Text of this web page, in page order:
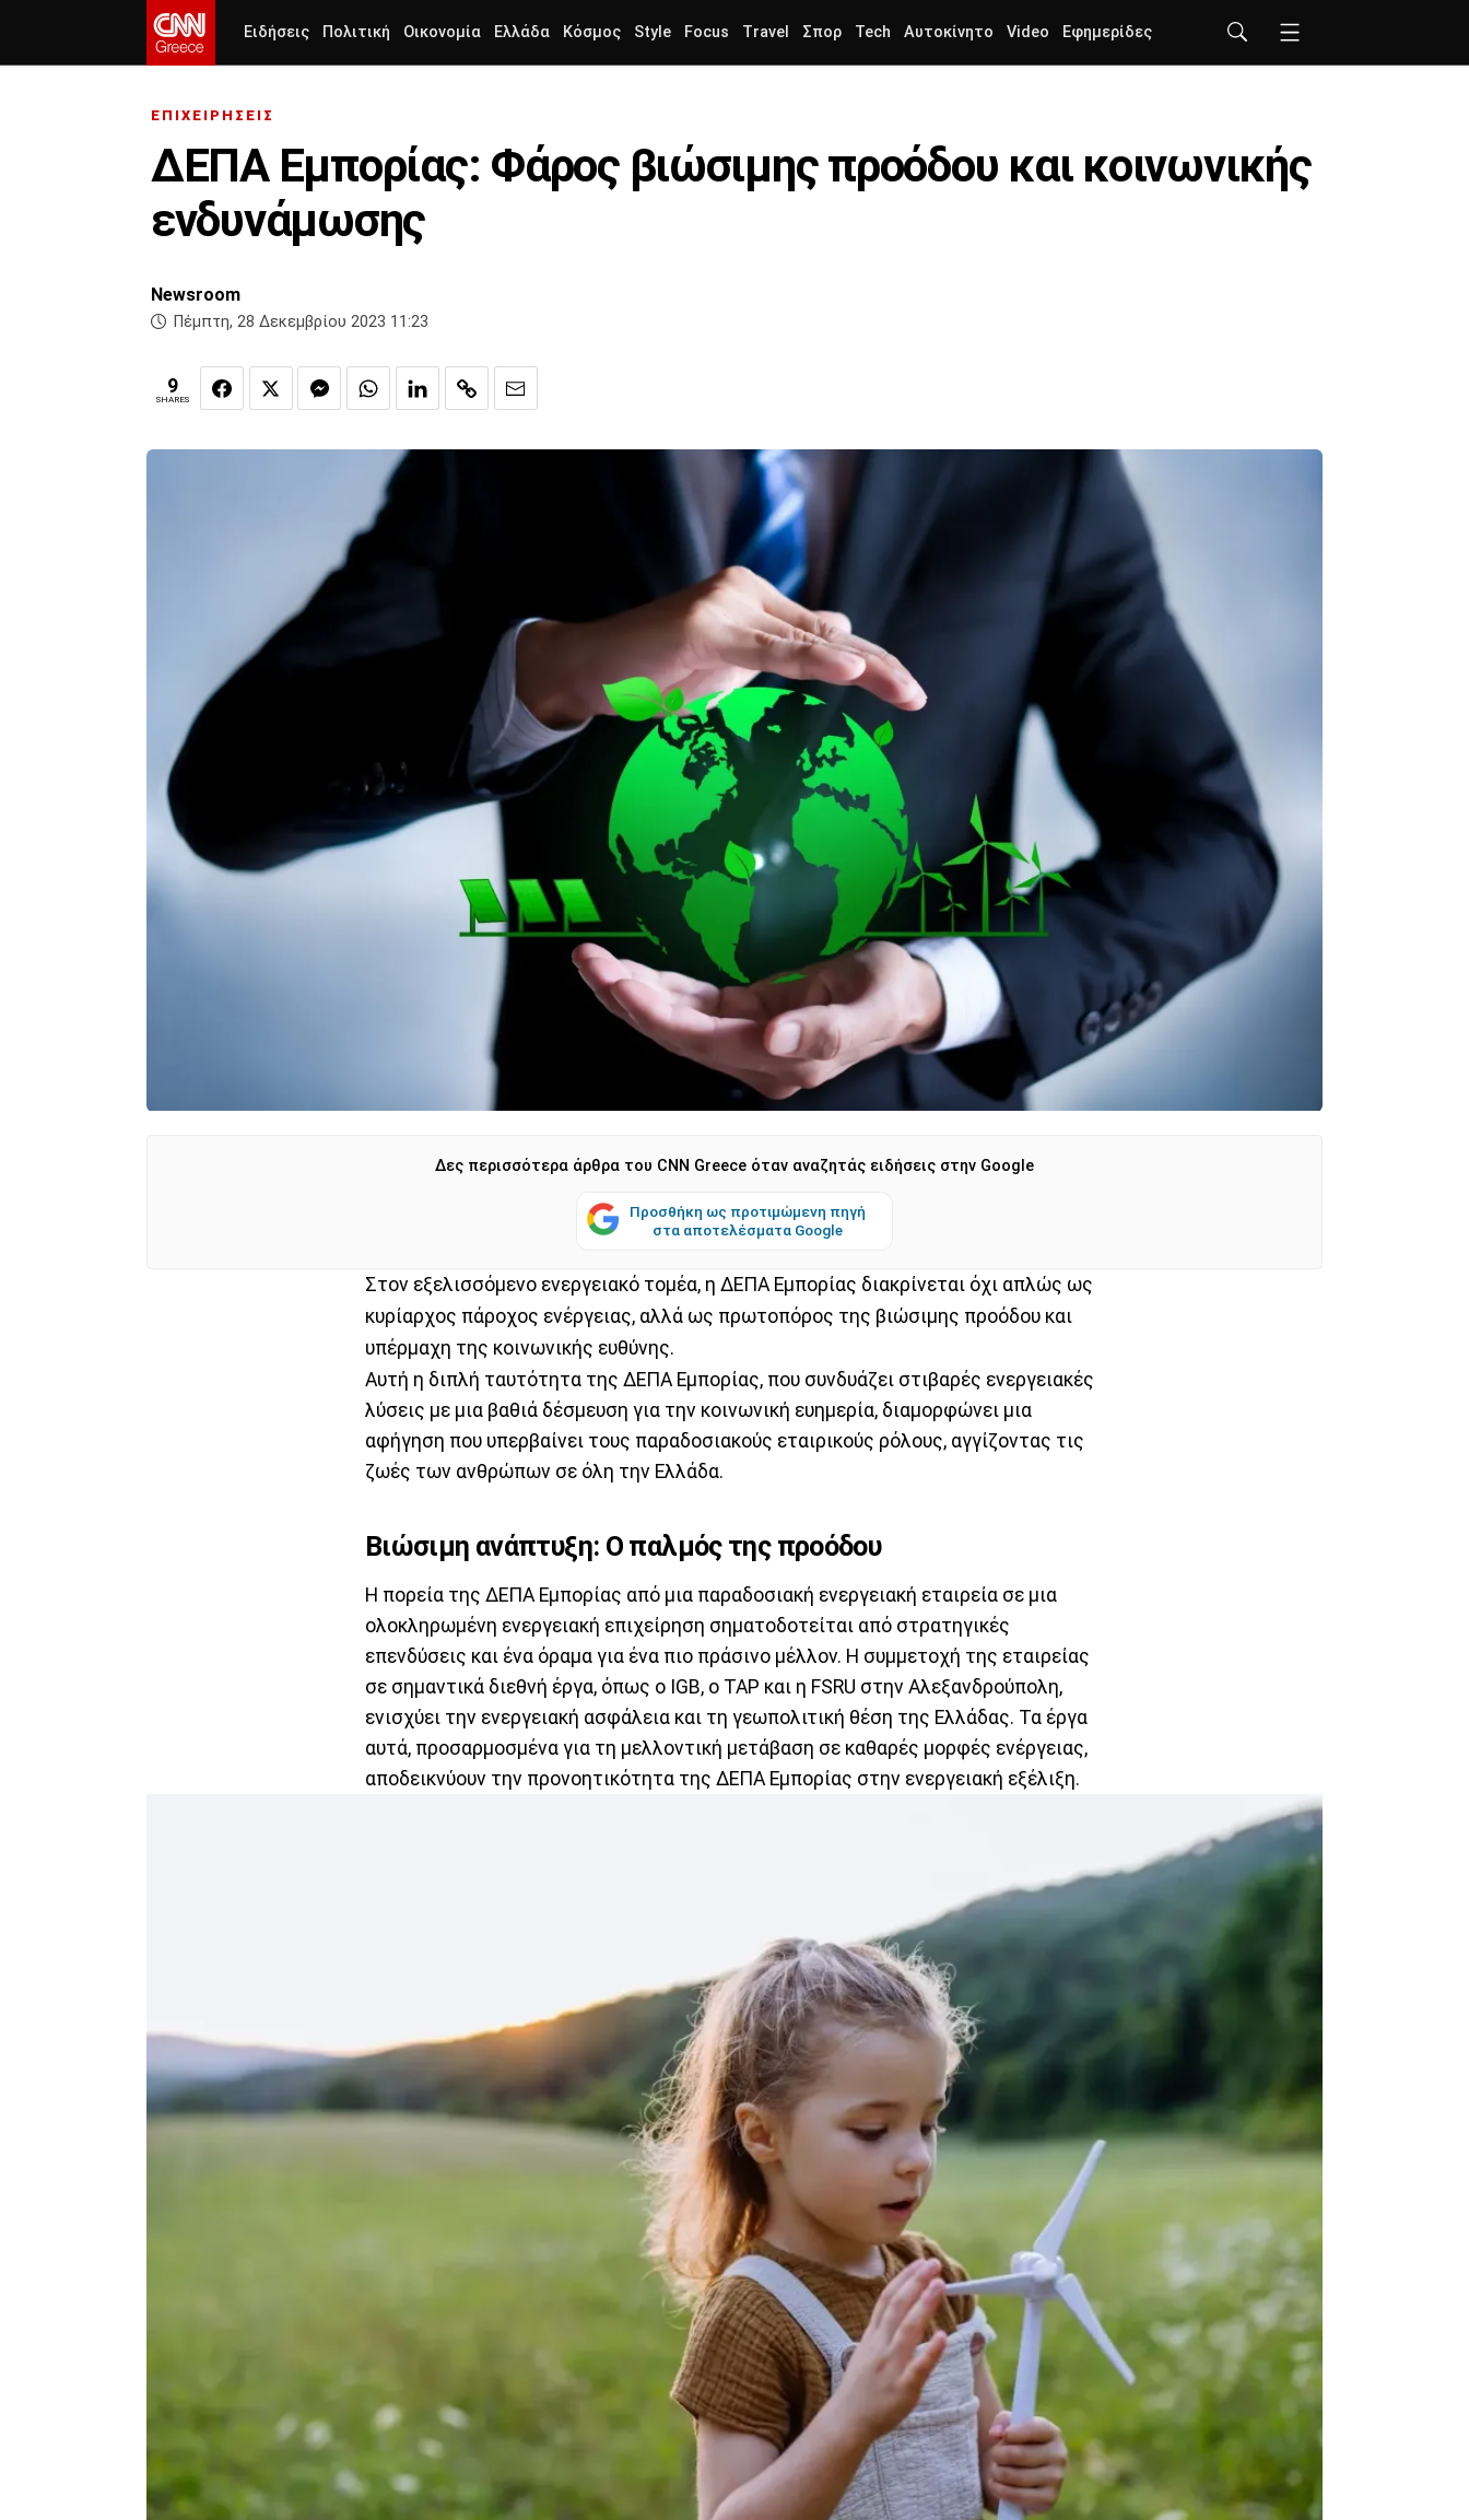
Ειδήσεις Πολιτική Οικονομία Ελλάδα Κόσμος Style Focus Travel Σπορ Tech Αυτοκίνητο Video Εφημερίδες
ΕΠΙΧΕΙΡΗΣΕΙΣ
ΔΕΠΑ Εμπορίας: Φάρος βιώσιμης προόδου και κοινωνικής
ενδυνάμωσης
Newsroom
Πέμπτη, 28 Δεκεμβρίου 2023 11:23
9
SHARES
Δες περισσότερα άρθρα του CNN Greece όταν αναζητάς ειδήσεις στην Google
Προσθήκη ως προτιμώμενη πηγή
στα αποτελέσματα Google
Στον εξελισσόμενο ενεργειακό τομέα, η ΔΕΠΑ Εμπορίας διακρίνεται όχι απλώς ως
κυρίαρχος πάροχος ενέργειας, αλλά ως πρωτοπόρος της βιώσιμης προόδου και
υπέρμαχη της κοινωνικής ευθύνης.
Αυτή η διπλή ταυτότητα της ΔΕΠΑ Εμπορίας, που συνδυάζει στιβαρές ενεργειακές
λύσεις με μια βαθιά δέσμευση για την κοινωνική ευημερία, διαμορφώνει μια
αφήγηση που υπερβαίνει τους παραδοσιακούς εταιρικούς ρόλους, αγγίζοντας τις
ζωές των ανθρώπων σε όλη την Ελλάδα.
Βιώσιμη ανάπτυξη: Ο παλμός της προόδου
Η πορεία της ΔΕΠΑ Εμπορίας από μια παραδοσιακή ενεργειακή εταιρεία σε μια
ολοκληρωμένη ενεργειακή επιχείρηση σηματοδοτείται από στρατηγικές
επενδύσεις και ένα όραμα για ένα πιο πράσινο μέλλον. Η συμμετοχή της εταιρείας
σε σημαντικά διεθνή έργα, όπως ο IGB, ο TAP και η FSRU στην Αλεξανδρούπολη,
ενισχύει την ενεργειακή ασφάλεια και τη γεωπολιτική θέση της Ελλάδας. Τα έργα
αυτά, προσαρμοσμένα για τη μελλοντική μετάβαση σε καθαρές μορφές ενέργειας,
αποδεικνύουν την προνοητικότητα της ΔΕΠΑ Εμπορίας στην ενεργειακή εξέλιξη.